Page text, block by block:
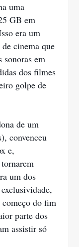
uma
GB em
era um
cinema que
em
dos filmes
golpe de
de um
convenceu
e,
um dos
do fim
parte dos
assistir só